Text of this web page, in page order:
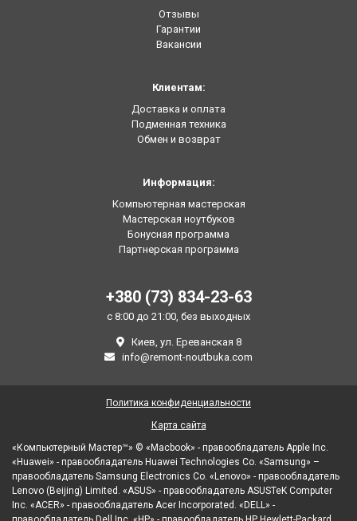
Отзывы
Гарантии
Вакансии
Клиентам:
Доставка и оплата
Подменная техника
Обмен и возврат
Информация:
Компьютерная мастерская
Мастерская ноутбуков
Бонусная программа
Партнерская программа
+380 (73) 834-23-63
с 8:00 до 21:00, без выходных
Киев, ул. Ереванская 8
info@remont-noutbuka.com
«Компьютерный Мастер™» © «Macbook» - правообладатель Apple Inc.
«Huawei» - правообладатель Huawei Technologies Co. «Samsung» –
правообладатель Samsung Electronics Co. «Lenovo» - правообладатель
Lenovo (Beijing) Limited. «ASUS» - правообладатель ASUSTeK Computer
Inc. «ACER» - правообладатель Acer Incorporated. «DELL» -
Политика конфиденциальности
Карта сайта